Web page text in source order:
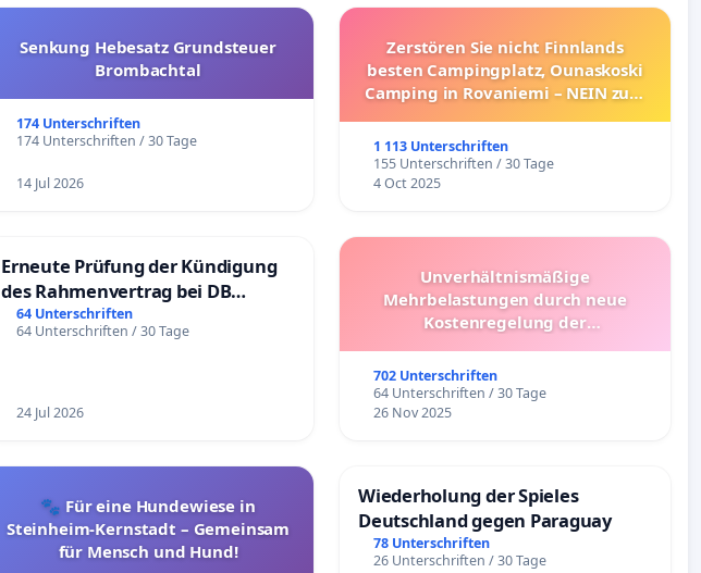
Senkung Hebesatz Grundsteuer
Brombachtal
174 Unterschriften
174 Unterschriften / 30 Tage
14 Jul 2026
Zerstören Sie nicht Finnlands
besten Campingplatz, Ounaskoski
Camping in Rovaniemi – NEIN zum
1 113 Unterschriften
155 Unterschriften / 30 Tage
4 Oct 2025
Erneute Prüfung der Kündigung
des Rahmenvertrag bei DB
Fahrwegdienste Gmbh
64 Unterschriften
64 Unterschriften / 30 Tage
24 Jul 2026
Unverhältnismäßige
Mehrbelastungen durch neue
Kostenregelung der
Überprüfung und Alternativen
702 Unterschriften
64 Unterschriften / 30 Tage
26 Nov 2025
🐾 Für eine Hundewiese in
Steinheim-Kernstadt – Gemeinsam
für Mensch und Hund!
Wiederholung der Spieles
Deutschland gegen Paraguay
78 Unterschriften
26 Unterschriften / 30 Tage